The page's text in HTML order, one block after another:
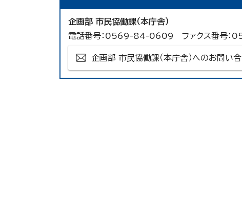
企画部 市民協働課（本庁舎）
電話番号：0569-84-0609 ファクス番号
企画部 市民協働課（本庁舎）へのお問い